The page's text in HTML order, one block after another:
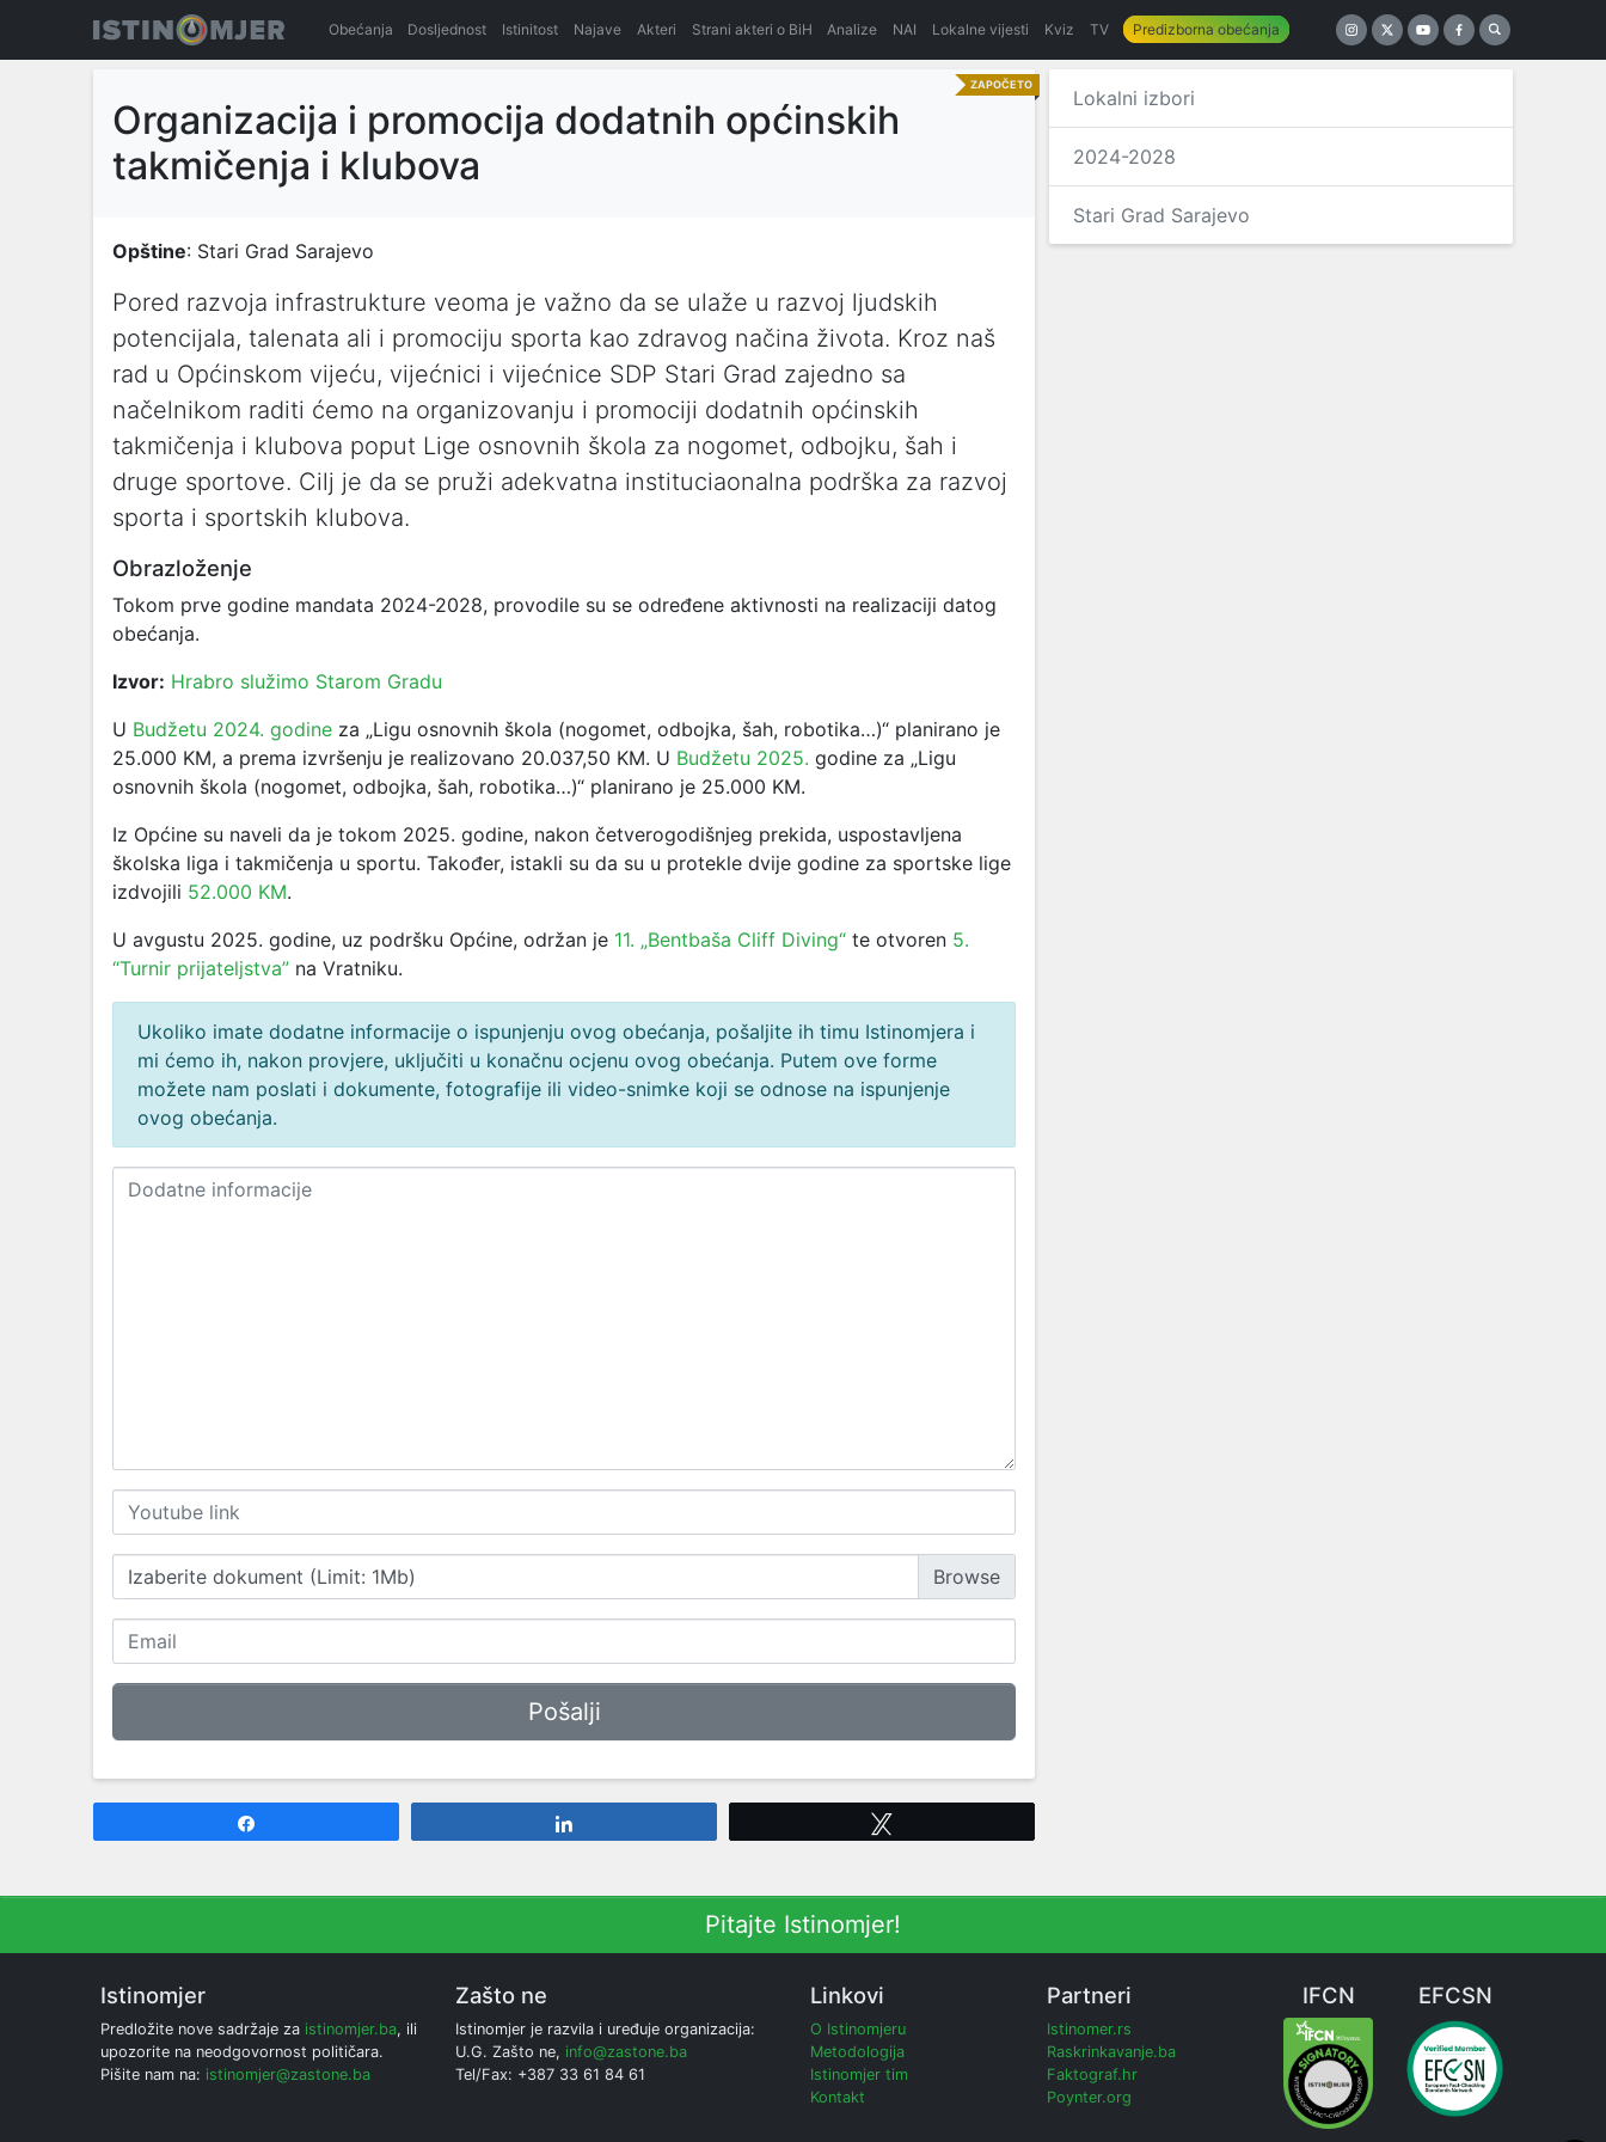
Obećanja Dosljednost Istinitost Najave Akteri Strani akteri o BiH Analize NAI Lokalne vijesti Kviz TV Predizborna obećanja
ZAPOČETO
Organizacija i promocija dodatnih općinskih
takmičenja i klubova
Opštine: Stari Grad Sarajevo
Pored razvoja infrastrukture veoma je važno da se ulaže u razvoj ljudskih
potencijala, talenata ali i promociju sporta kao zdravog načina života. Kroz naš
rad u Općinskom vijeću, vijećnici i vijećnice SDP Stari Grad zajedno sa
načelnikom raditi ćemo na organizovanju i promociji dodatnih općinskih
takmičenja i klubova poput Lige osnovnih škola za nogomet, odbojku, šah i
druge sportove. Cilj je da se pruži adekvatna instituciaonalna podrška za razvoj
sporta i sportskih klubova.
Obrazloženje
Tokom prve godine mandata 2024-2028, provodile su se određene aktivnosti na realizaciji datog
obećanja.
Izvor: Hrabro služimo Starom Gradu
U Budžetu 2024. godine za „Ligu osnovnih škola (nogomet, odbojka, šah, robotika…)“ planirano je
25.000 KM, a prema izvršenju je realizovano 20.037,50 KM. U Budžetu 2025. godine za „Ligu
osnovnih škola (nogomet, odbojka, šah, robotika…)“ planirano je 25.000 KM.
Iz Općine su naveli da je tokom 2025. godine, nakon četverogodišnjeg prekida, uspostavljena
školska liga i takmičenja u sportu. Također, istakli su da su u protekle dvije godine za sportske lige
izdvojili 52.000 KM.
U avgustu 2025. godine, uz podršku Općine, održan je 11. „Bentbaša Cliff Diving“ te otvoren 5.
“Turnir prijateljstva” na Vratniku.
Ukoliko imate dodatne informacije o ispunjenju ovog obećanja, pošaljite ih timu Istinomjera i
mi ćemo ih, nakon provjere, uključiti u konačnu ocjenu ovog obećanja. Putem ove forme
možete nam poslati i dokumente, fotografije ili video-snimke koji se odnose na ispunjenje
ovog obećanja.
Izaberite dokument (Limit: 1Mb)
Lokalni izbori
2024-2028
Stari Grad Sarajevo
Pitajte Istinomjer!
Istinomjer
Predložite nove sadržaje za istinomjer.ba, ili
upozorite na neodgovornost političara.
Pišite nam na: istinomjer@zastone.ba
Zašto ne
Istinomjer je razvila i uređuje organizacija:
U.G. Zašto ne, info@zastone.ba
Tel/Fax: +387 33 61 84 61
Linkovi
O Istinomjeru
Metodologija
Istinomjer tim
Kontakt
Partneri
Istinomer.rs
Raskrinkavanje.ba
Faktograf.hr
Poynter.org
IFCN EFCSN